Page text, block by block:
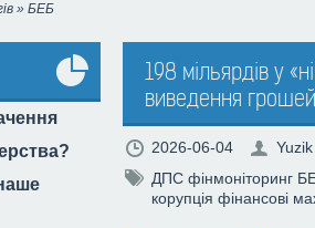
» БЕБ
Усі
опитування
198 мільярдів у
виведення
2026-06-04 Yuzik
ДПС фінмоніторинг
корупція фінансові